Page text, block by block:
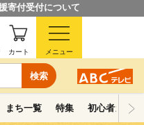
寄付受付について
検索
カート メニュー
まち一覧 特集 初心者ガイド